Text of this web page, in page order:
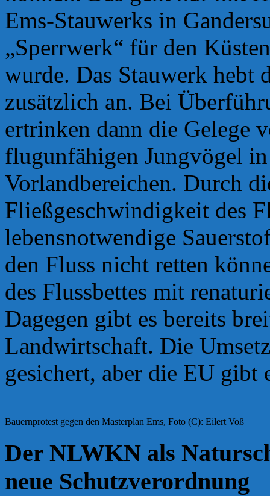
Ems-Stauwerks in
„Sperrwerk“ für den
wurde. Das Stauwerk hebt
zusätzlich an. Bei
ertrinken dann die Gelege
flugunfähigen Jungvögel
Vorlandbereichen. Durch
Fließgeschwindigkeit des
lebensnotwendige
den Fluss nicht retten
des Flussbettes mit
Dagegen gibt es bereits
Landwirtschaft. Die
gesichert, aber die EU gibt
Bauernprotest gegen den Masterplan Ems, Foto (C): Eilert Voß
Der NLWKN als
neue Schutzverordnung